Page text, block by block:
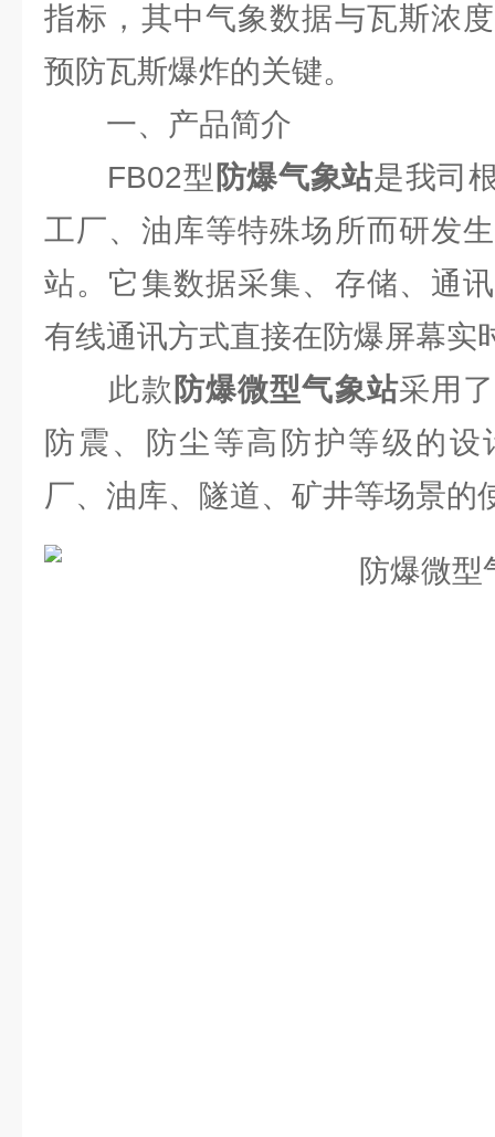
指标，其中气象数据与瓦斯浓
预防瓦斯爆炸的关键。
一、产品简介
FB02型 防爆气象站是我司
工厂、油库等特殊场所而研发
站。它集数据采集、存储、通
有线通讯方式直接在防爆屏幕实
此款 防爆微型气象站采用
防震、防尘等高防护等级的
厂、油库、隧道、矿井等场景的